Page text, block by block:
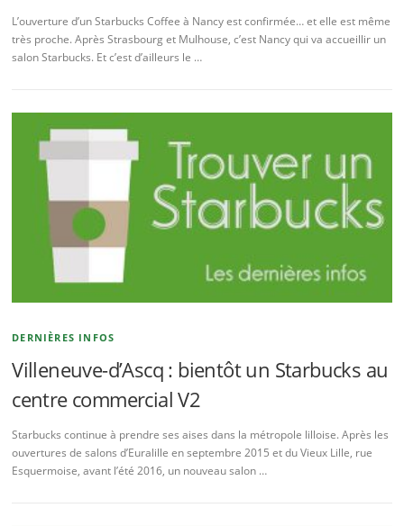
L’ouverture d’un Starbucks Coffee à Nancy est confirmée… et elle est même
très proche. Après Strasbourg et Mulhouse, c’est Nancy qui va accueillir un
salon Starbucks. Et c’est d’ailleurs le …
DERNIÈRES INFOS
Villeneuve-d’Ascq : bientôt un Starbucks au
centre commercial V2
Starbucks continue à prendre ses aises dans la métropole lilloise. Après les
ouvertures de salons d’Euralille en septembre 2015 et du Vieux Lille, rue
Esquermoise, avant l’été 2016, un nouveau salon …